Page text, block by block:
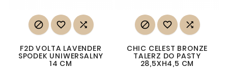
  
F2D VOLTA LAVENDER
SPODEK UNIWERSALNY
14 CM
  
CHIC CELEST BRONZE
TALERZ DO PASTY
28,5XH4,5 CM